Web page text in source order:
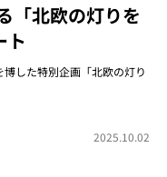
「北欧の灯りを
ト
した特別企画「北欧の灯り
2025.10.02